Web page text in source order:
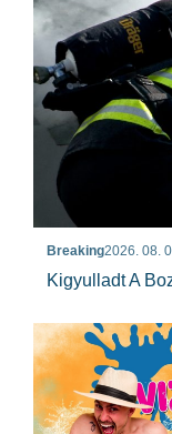
Breaking2026. 08.
Kigyulladt A